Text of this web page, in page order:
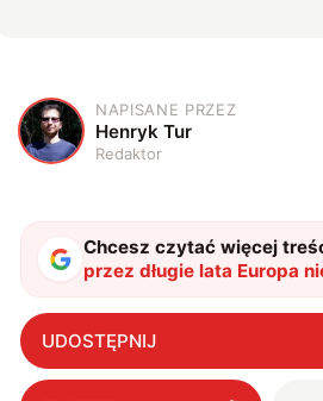
H
NAPISANE PRZEZ
Henryk Tur
Redaktor
Chcesz czytać więcej
przez długie lata Europa
niezależna. Do wyboru
UDOSTĘPNIJ